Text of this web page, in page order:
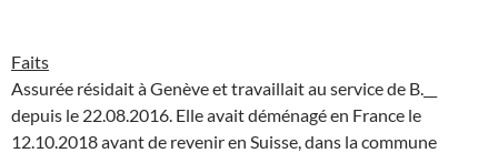
Faits
Assurée résidait à Genève et travaillait au service de B.__
depuis le 22.08.2016. Elle avait déménagé en France le
12.10.2018 avant de revenir en Suisse, dans la commune